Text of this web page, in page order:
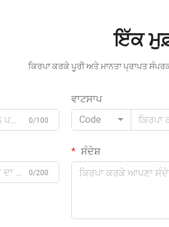
ਇੱਕ
ਕਿਰਪਾ ਕਰਕੇ ਪੂਰੀ ਅਤੇ ਮਾਨਤਾ ਪ੍ਰਾਪਤ
0/100
ਵਾਟਸਾਪ
Code
0/200
ਸੰਦੇਸ਼